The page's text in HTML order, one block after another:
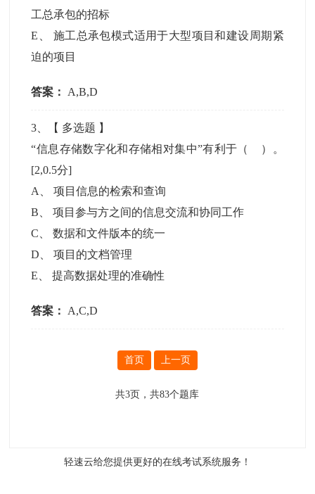
工总承包的招标
E
施工总承包模式适用于大型项目和建设周期紧
迫的项目
答案： A,B,D
3 、【 多选题 】
“信息存储数字化和存储相对集中”有利于（ ）。
[2,0.5分]
A
、项目信息的检索和查询
B 、项目参与方之间的信息交流和协同工作
C 、数据和文件版本的统一
D 、项目的文档管理
E 、提高数据处理的准确性
答案： A,C,D
首页 上一页
共3页，共83个题库
轻速云给您提供更好的在线考试系统服务！